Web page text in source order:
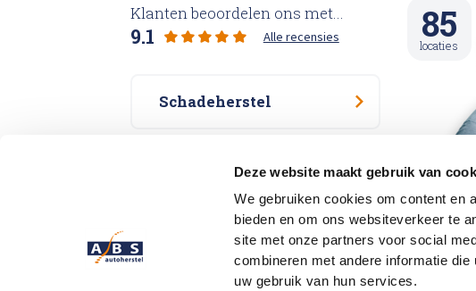
Deze website maakt gebruik van
We gebruiken cookies om content en
bieden en om ons websiteverkeer te
site met onze partners voor social
combineren met andere informatie
uw gebruik van hun services.
Klanten beoordelen ons met...
9.1 Alle recensies
Schadeherstel
Specialisme
Vestigingen
85
locaties